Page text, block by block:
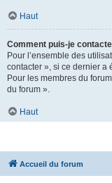
Haut
Comment puis-je
Pour l’ensemble des
contacter », si ce dernier a
Pour les membres du
du forum ».
Haut
Accueil du forum